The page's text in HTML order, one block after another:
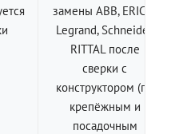
замены ABB, ERICO,
Legrand, Schneider,
RITTAL после
сверки с
конструктором (по
крепёжным и
посадочным